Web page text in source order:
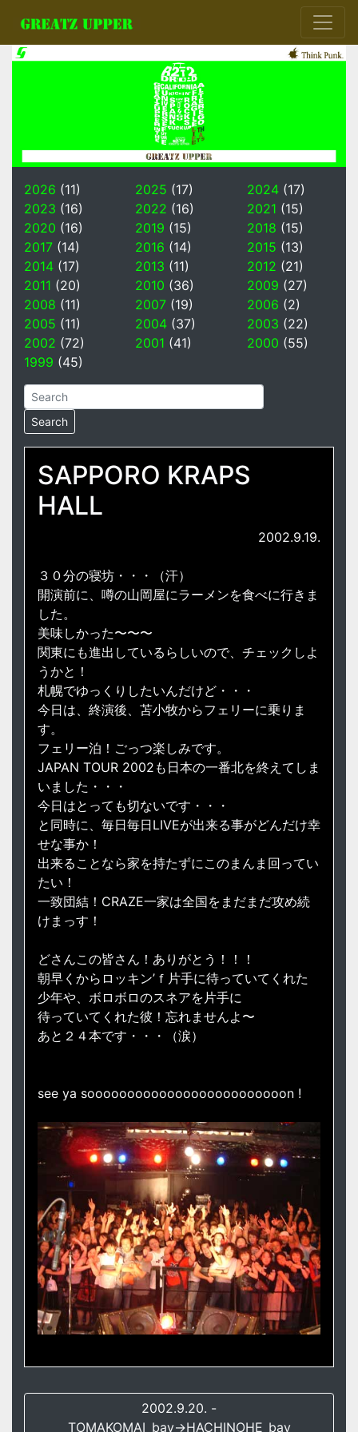
2026 (11) 2025 (17) 2024(17)
2023 (16) 2022 (16) 2021 (15)
2020 (16) 2019 (15) 2018 (15)
2017 (14) 2016 (14) 2015 (13)
2014 (17) 2013 (11) 2012 (21)
2011 (20) 2010 (36) 2009 (27)
2008 (11) 2007 (19) 2006 (2)
2005 (11) 2004 (37) 2003 (22)
2002 (72) 2001 (41) 2000 (55)
1999 (45)
SAPPORO KRAPS
HALL
2002.9.19.
３０分の寝坊・・・（汗）
開演前に、噂の山岡屋にラーメンを食べに行きま
した。
美味しかった〜〜〜
関東にも進出しているらしいので、チェックしよ
うかと！
札幌でゆっくりしたいんだけど・・・
今日は、終演後、苫小牧からフェリーに乗りま
す。
フェリー泊！ごっつ楽しみです。
JAPAN TOUR 2002も日本の一番北を終えてしま
いました・・・
今日はとっても切ないです・・・
と同時に、毎日毎日LIVEが出来る事がどんだけ幸
せな事か！
出来ることなら家を持たずにこのまんま回ってい
たい！
一致団結！CRAZE一家は全国をまだまだ攻め続
けまっす！
どさんこの皆さん！ありがとう！！！
朝早くからロッキン’ｆ片手に待っていてくれた
少年や、ボロボロのスネアを片手に
待っていてくれた彼！忘れませんよ〜
あと２４本です・・・（涙）
see ya sooooooooooooooooooooooooon !
2002.9.20. -
TOMAKOMAI_bay→HACHINOHE_bay